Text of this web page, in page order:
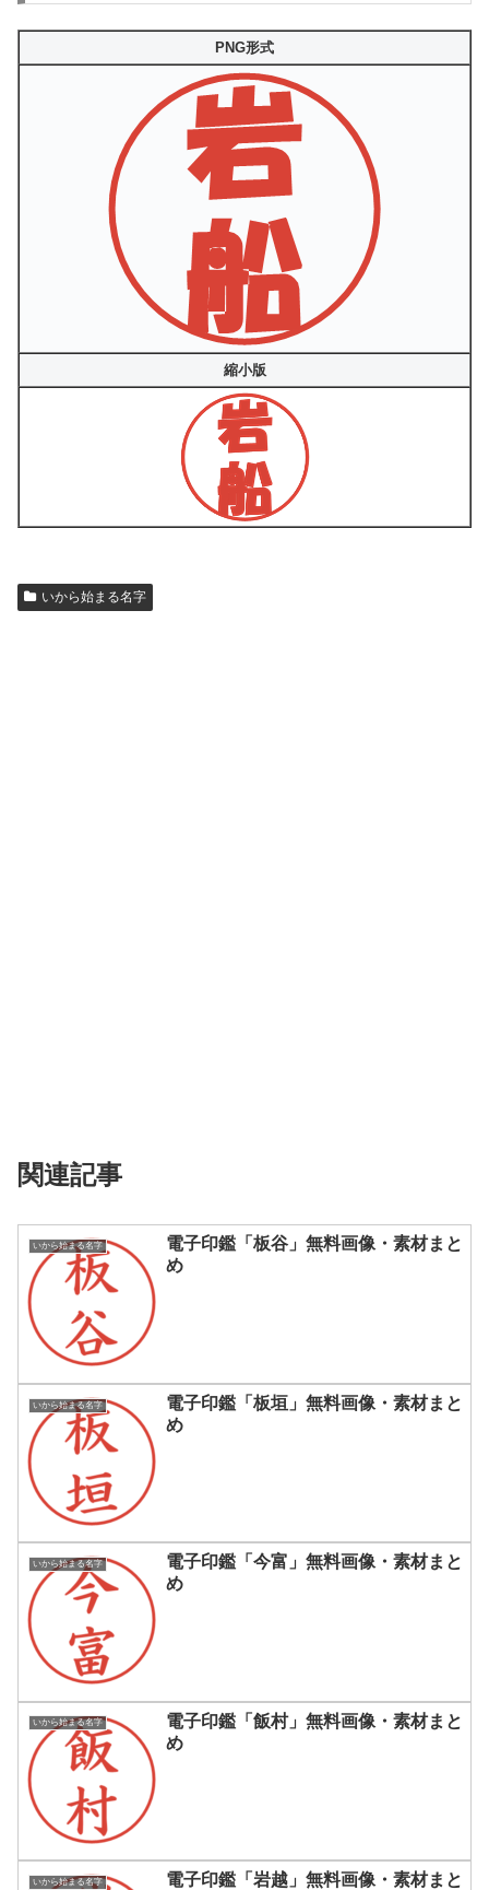
PNG形式
縮小版
いから始まる名字
関連記事
いから始まる名字
電子印鑑「板谷」無料画像・素材まと
め
いから始まる名字
電子印鑑「板垣」無料画像・素材まと
め
いから始まる名字
電子印鑑「今富」無料画像・素材まと
め
いから始まる名字
電子印鑑「飯村」無料画像・素材まと
め
いから始まる名字
電子印鑑「岩越」無料画像・素材まと